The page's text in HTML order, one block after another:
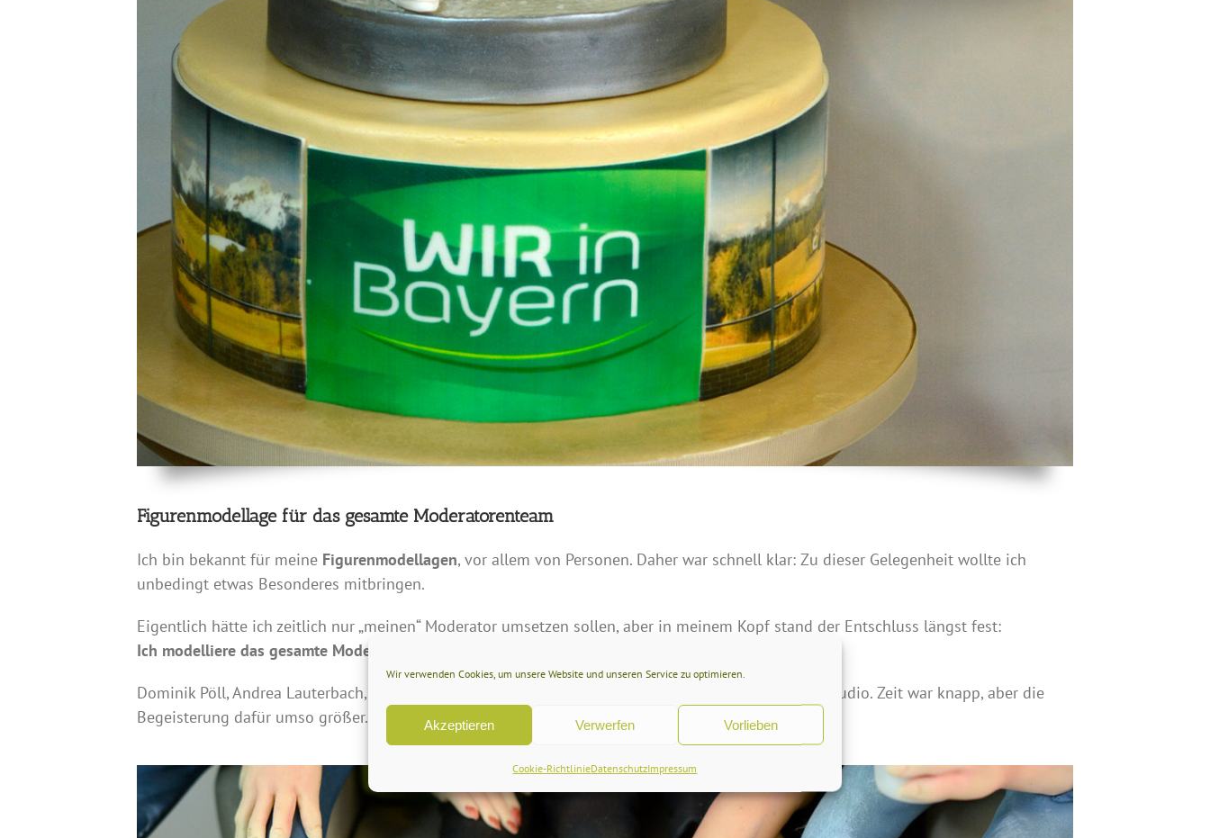
Wir verwenden Cookies, um unsere Website und unseren Service zu optimieren.
Akzeptieren Verwerfen Vorlieben
Cookie-RichtlinieDatenschutzImpressum
Figurenmodellage für das gesamte Moderatorenteam
Ich bin bekannt für meine Figurenmodellagen, vor allem von Personen. Daher war schnell klar: Zu dieser Gelegenheit wollte ich
unbedingt etwas Besonderes mitbringen.
Eigentlich hätte ich zeitlich nur „meinen“ Moderator umsetzen sollen, aber in meinem Kopf stand der Entschluss längst fest:
Ich modelliere das gesamte Moderatorenteam!
Dominik Pöll, Andrea Lauterbach, Sandra Bouscarrut und Michael Sporer – alle vier sollten mit ins Studio. Zeit war knapp, aber die
Begeisterung dafür umso größer.